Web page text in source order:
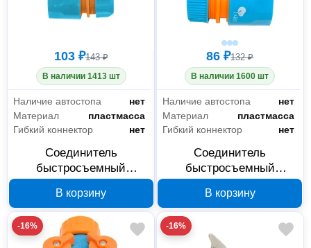
103 ₽143 ₽
В наличии 1413 шт
Наличие автостопа
нет
Материал
пластмасса
Гибкий коннектор
нет
Соединитель
быстросъемный
шланга 3/4 дюйма Yard
64-2-017
В корзину
86 ₽132 ₽
В наличии 1600 шт
Наличие автостопа
нет
Материал
пластмасса
Гибкий коннектор
нет
Соединитель
быстросъемный
шланга 1/2 дюйма Yard
64-2-016
В корзину
-16% -16%